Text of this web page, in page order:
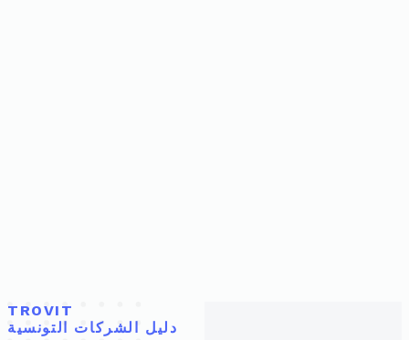
TROVIT
دليل الشركات التونسية